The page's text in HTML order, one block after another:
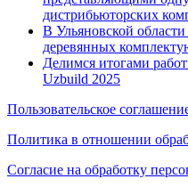
дистрибьюторских
В Ульяновской
деревянных
Делимся итогами
Uzbuild 2025
Пользовательское
Политика в отношении
Согласие на обработку